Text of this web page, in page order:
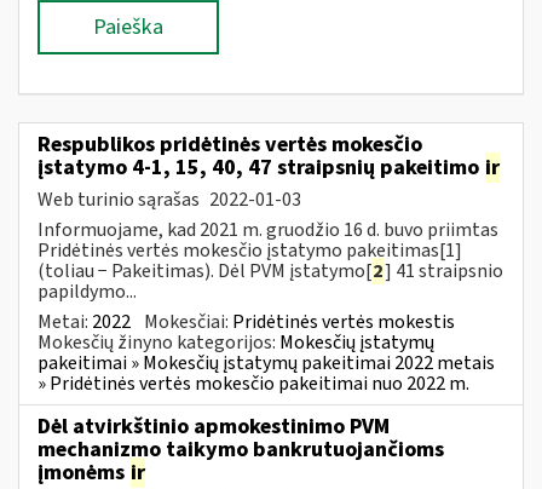
Paieška
Respublikos pridėtinės vertės mokesčio
įstatymo 4-1, 15, 40, 47 straipsnių pakeitimo ir
Web turinio sąrašas 2022-01-03
Informuojame, kad 2021 m. gruodžio 16 d. buvo priimtas
Pridėtinės vertės mokesčio įstatymo pakeitimas[1]
(toliau − Pakeitimas). Dėl PVM įstatymo[2] 41 straipsnio
papildymo...
Metai: 2022 Mokesčiai: Pridėtinės vertės mokestis
Mokesčių žinyno kategorijos: Mokesčių įstatymų
pakeitimai » Mokesčių įstatymų pakeitimai 2022 metais
» Pridėtinės vertės mokesčio pakeitimai nuo 2022 m.
Dėl atvirkštinio apmokestinimo PVM
mechanizmo taikymo bankrutuojančioms
įmonėms ir